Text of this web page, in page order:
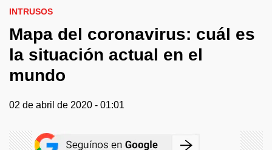
INTRUSOS
Mapa del coronavirus: cuál es
la situación actual en el
mundo
02 de abril de 2020 - 01:01